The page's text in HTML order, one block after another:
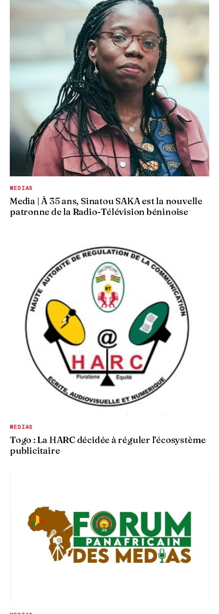
MEDIAS
Media | À 35 ans, Sinatou SAKA est la nouvelle
patronne de la Radio-Télévision béninoise
MEDIAS
Togo : La HARC décidée à réguler l'écosystème
publicitaire